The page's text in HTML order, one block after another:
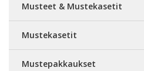
Musteet & Mustekasetit
Mustekasetit
Mustepakkaukset